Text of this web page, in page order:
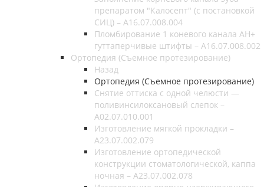
препаратом "Калосепт" (с постановкой
СИЦ) – A16.07.008.004
Пломбирование 1 коневого канала AH+
гуттаперчивые штифты – A16.07.008.002
Ортопедия (Съемное протезирование)
Назад
Ортопедия (Съемное протезирование)
Снятие оттиска с одной челюсти —
поливинсилоксановый слепок –
A02.07.010.001
Изготовление мягкой прокладки –
A23.07.002.079
Изготовление ортопедической
конструкции стоматологической, каппа
ночная – A23.07.002.078